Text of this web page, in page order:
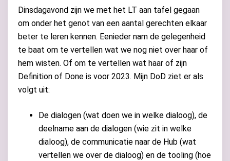
Dinsdagavond zijn we met het LT aan tafel gegaan
om onder het genot van een aantal gerechten elkaar
beter te leren kennen. Eenieder nam de gelegenheid
te baat om te vertellen wat we nog niet over haar of
hem wisten. Of om te vertellen wat haar of zijn
Definition of Done is voor 2023. Mijn DoD ziet er als
volgt uit:
De dialogen (wat doen we in welke dialoog), de
deelname aan de dialogen (wie zit in welke
dialoog), de communicatie naar de Hub (wat
vertellen we over de dialoog) en de tooling (hoe